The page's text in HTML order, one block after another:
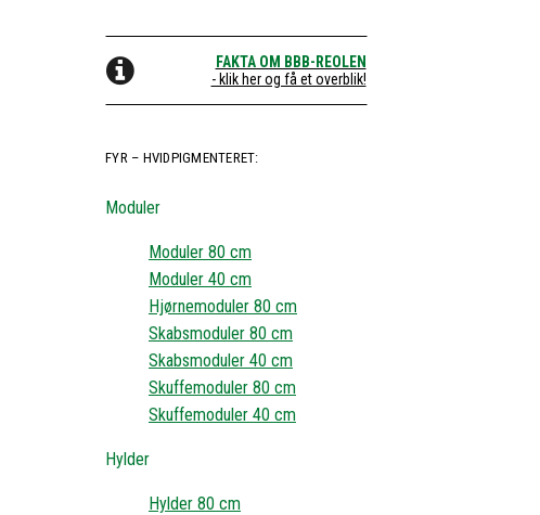
FAKTA OM BBB-REOLEN
- klik her og få et overblik!
FYR – HVIDPIGMENTERET:
Moduler
Moduler 80 cm
Moduler 40 cm
Hjørnemoduler 80 cm
Skabsmoduler 80 cm
Skabsmoduler 40 cm
Skuffemoduler 80 cm
Skuffemoduler 40 cm
Hylder
Hylder 80 cm